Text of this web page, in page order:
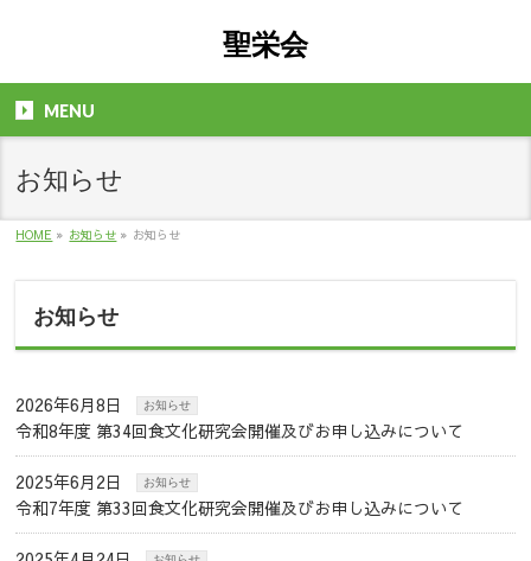
聖栄会
MENU
お知らせ
HOME » お知らせ » お知らせ
お知らせ
2026年6月8日 お知らせ
令和8年度 第34回食文化研究会開催及びお申し込みについて
2025年6月2日 お知らせ
令和7年度 第33回食文化研究会開催及びお申し込みについて